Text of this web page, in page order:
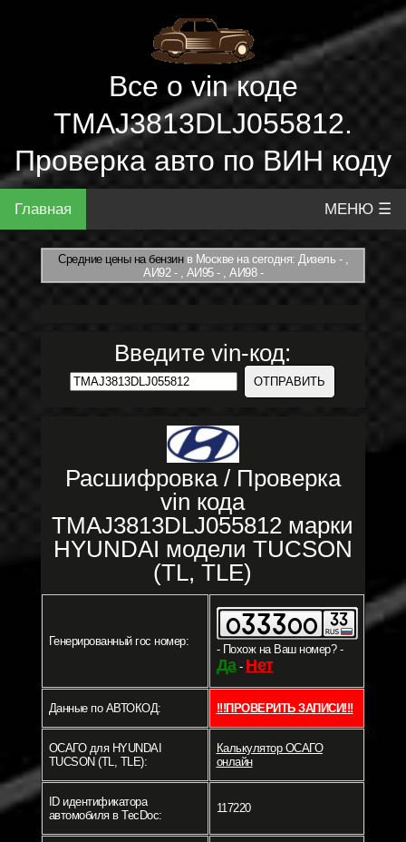
Все о vin коде
TMAJ3813DLJ055812.
Проверка авто по ВИН коду
Главная МЕНЮ ☰
Средние цены на бензинв Москве на сегодня: Дизель - ,
АИ92 - , АИ95 - , АИ98 -
Введите vin-код:
Расшифровка / Проверка
vin кода
TMAJ3813DLJ055812 марки
HYUNDAI модели TUCSON
(TL, TLE)
Генерированный гос номер:
- Похож на Ваш номер? -
Да- Нет
Данные по АВТОКОД: !!!ПРОВЕРИТЬ ЗАПИСИ!!!
ОСАГО для HYUNDAI
TUCSON (TL, TLE):
Калькулятор ОСАГО
онлайн
ID идентификатора
автомобиля в TecDoc:
117220